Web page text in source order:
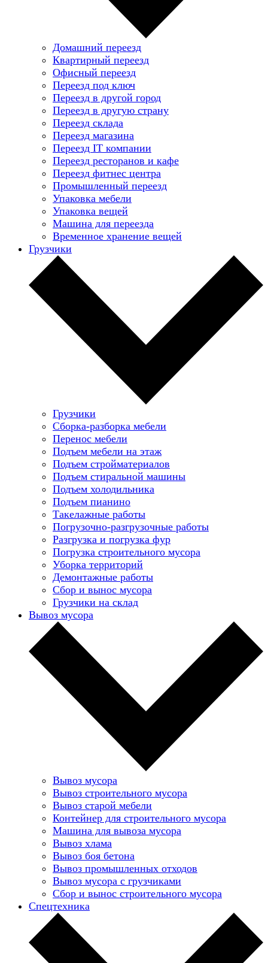
Домашний переезд
Квартирный переезд
Офисный переезд
Переезд под ключ
Переезд в другой город
Переезд в другую страну
Переезд склада
Переезд магазина
Переезд IT компании
Переезд ресторанов и кафе
Переезд фитнес центра
Промышленный переезд
Упаковка мебели
Упаковка вещей
Машина для переезда
Временное хранение вещей
Грузчики
Грузчики
Сборка-разборка мебели
Перенос мебели
Подъем мебели на этаж
Подъем стройматериалов
Подъем стиральной машины
Подъем холодильника
Подъем пианино
Такелажные работы
Погрузочно-разгрузочные работы
Разгрузка и погрузка фур
Погрузка строительного мусора
Уборка территорий
Демонтажные работы
Сбор и вынос мусора
Грузчики на склад
Вывоз мусора
Вывоз мусора
Вывоз строительного мусора
Вывоз старой мебели
Контейнер для строительного мусора
Машина для вывоза мусора
Вывоз хлама
Вывоз боя бетона
Вывоз промышленных отходов
Вывоз мусора с грузчиками
Сбор и вынос строительного мусора
Спецтехника